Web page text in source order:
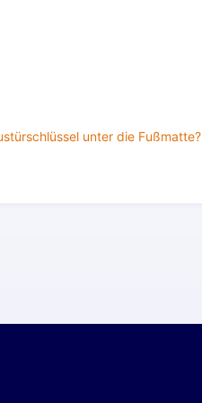
unter die Fußmatte?